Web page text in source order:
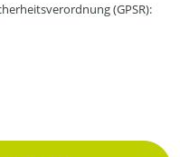
(GPSR):